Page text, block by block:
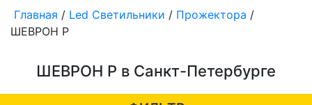
Главная / Led Светильники / Прожектора /
ШЕВРОН P
ШЕВРОН P в Санкт-Петербурге